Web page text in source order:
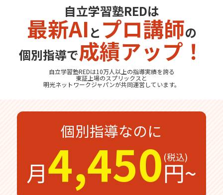
ご入塾のながれ
生徒さま・保護者さまの声
無料体験
受付中
無料体験後そのままのご入塾で
入塾金12,100円
無料体験の
お問合わせは
自立学習塾REDは
最新AI と プロ講師の
個別指導で成績アップ！
自立学習塾REDは10万人以上の指導実績を誇る
東証上場のスプリックス と
明光ネットワークジャパンが共同運営しています。
個別指導なのに
月4,450円~